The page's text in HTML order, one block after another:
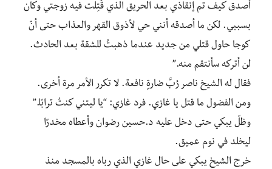
أصدق كيف تم إنقاذي بعد الحريق الذي قُتِلت فيه زوجتي وكان
بسببي. لكن ما أصدقه أنني حي لأذوق القهر والعذاب حتى أنّ
كوجا حاول قتلي من جديد عندما ذهبتُ للشقة بعد الحادث.
لن أتركه سأنتقم منه.”
فقال له الشيخ ناصر رُبَّ ضارةٍ نافعة. لا تكرر الأمر مرة أخرى.
ومن الفضول ما قتل يا غازي. فرد غازي: “يا ليتني كنتُ ترابًا.”
وظلّ يبكي حتى دخل عليه د.حسين رضوان وأعطاه مخدرًا
ليخلد في نوم عميق.
خرج الشيخ يبكي على حال غازي الذي رباه بالمسجد منذ